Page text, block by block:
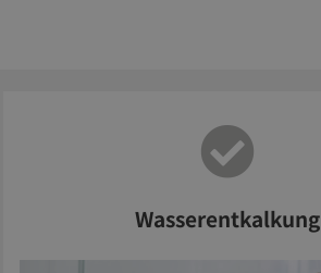
Wasserentkalkung